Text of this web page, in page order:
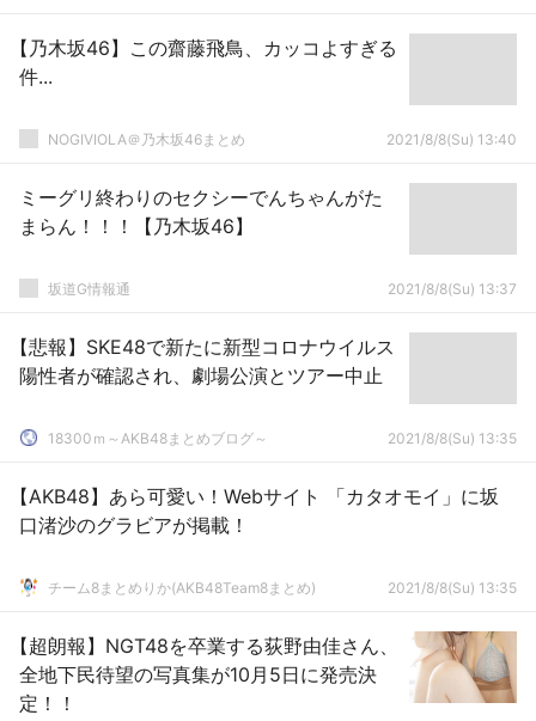
【乃木坂46】この齋藤飛鳥、カッコよすぎる
件...
NOGIVIOLA＠乃木坂46まとめ 2021/8/8(Su) 13:40
ミーグリ終わりのセクシーでんちゃんがた
まらん！！！【乃木坂46】
坂道G情報通 2021/8/8(Su) 13:37
【悲報】SKE48で新たに新型コロナウイルス
陽性者が確認され、劇場公演とツアー中止
18300ｍ～AKB48まとめブログ～ 2021/8/8(Su) 13:35
【AKB48】あら可愛い！Webサイト 「カタオモイ」に坂
口渚沙のグラビアが掲載！
チーム8まとめりか(AKB48Team8まとめ) 2021/8/8(Su) 13:35
【超朗報】NGT48を卒業する荻野由佳さん、
全地下民待望の写真集が10月5日に発売決
定！！